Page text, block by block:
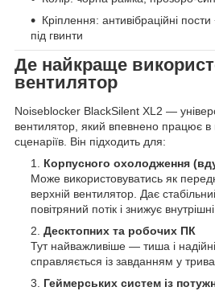
Кріплення: антивібраційні
під гвинти
Де найкраще
вентилятор
Noiseblocker BlackSilent XL2 —
вентилятор, який впевнено працює в
сценаріїв. Він підходить для:
Корпусного охолодження
Може використовуватись як
верхній вентилятор. Дає
повітряний потік і знижує
Десктопних та робочих ПК
Тут найважливіше — тиша і
справляється із завданням у
Геймерських систем із